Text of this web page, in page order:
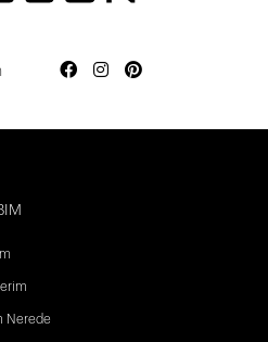
Nerede